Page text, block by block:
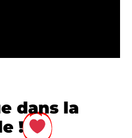
dans la
!